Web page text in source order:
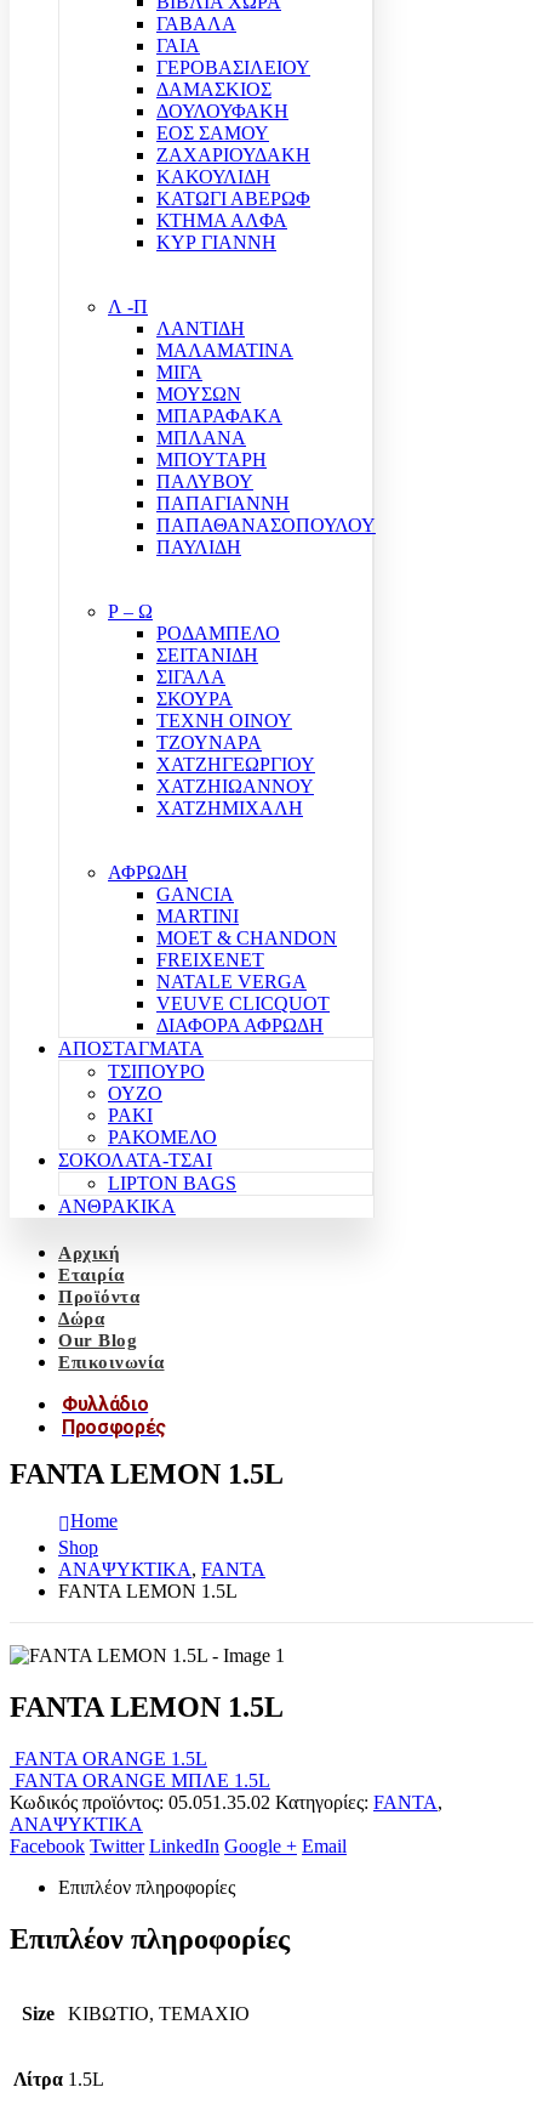
ΓΑΒΑΛΑ
ΓΑΙΑ
ΓΕΡΟΒΑΣΙΛΕΙΟΥ
ΔΑΜΑΣΚΙΟΣ
ΔΟΥΛΟΥΦΑΚΗ
ΕΟΣ ΣΑΜΟΥ
ΖΑΧΑΡΙΟΥΔΑΚΗ
ΚΑΚΟΥΛΙΔΗ
ΚΑΤΩΓΙ ΑΒΕΡΩΦ
ΚΤΗΜΑ ΑΛΦΑ
ΚΥΡ ΓΙΑΝΝΗ
Λ -Π
ΛΑΝΤΙΔΗ
ΜΑΛΑΜΑΤΙΝΑ
ΜΙΓΑ
ΜΟΥΣΩΝ
ΜΠΑΡΑΦΑΚΑ
ΜΠΛΑΝΑ
ΜΠΟΥΤΑΡΗ
ΠΑΛΥΒΟΥ
ΠΑΠΑΓΙΑΝΝΗ
ΠΑΠΑΘΑΝΑΣΟΠΟΥΛΟΥ
ΠΑΥΛΙΔΗ
Ρ – Ω
ΡΟΔΑΜΠΕΛΟ
ΣΕΙΤΑΝΙΔΗ
ΣΙΓΑΛΑ
ΣΚΟΥΡΑ
ΤΕΧΝΗ ΟΙΝΟΥ
ΤΖΟΥΝΑΡΑ
ΧΑΤΖΗΓΕΩΡΓΙΟΥ
ΧΑΤΖΗΙΩΑΝΝΟΥ
ΧΑΤΖΗΜΙΧΑΛΗ
ΑΦΡΩΔΗ
GANCIA
MARTINI
MOET & CHANDON
FREIXENET
NATALE VERGA
VEUVE CLICQUOT
ΔΙΑΦΟΡΑ ΑΦΡΩΔΗ
ΑΠΟΣΤΑΓΜΑΤΑ
ΤΣΙΠΟΥΡΟ
ΟΥΖΟ
ΡΑΚΙ
ΡΑΚΟΜΕΛΟ
ΣΟΚΟΛΑΤΑ-ΤΣΑΙ
LIPTON BAGS
ΑΝΘΡΑΚΙΚΑ
Αρχική
Εταιρία
Προϊόντα
Δώρα
Our Blog
Επικοινωνία
Φυλλάδιο
Προσφορές
FANTA LEMON 1.5L
Home
Shop
ΑΝΑΨΥΚΤΙΚΑ, FANTA
FANTA LEMON 1.5L
FANTA LEMON 1.5L
FANTA ORANGE 1.5L
FANTA ORANGE ΜΠΛΕ 1.5L
Κωδικός προϊόντος: 05.051.35.02 Κατηγορίες: FANTA,
ΑΝΑΨΥΚΤΙΚΑ
Facebook Twitter LinkedIn Google + Email
Επιπλέον πληροφορίες
Επιπλέον πληροφορίες
Size ΚΙΒΩΤΙΟ, ΤΕΜΑΧΙΟ
Λίτρα 1.5L